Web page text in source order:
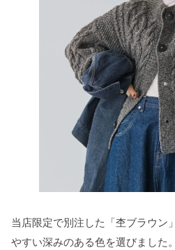
当店限定で別注した「杢ブラウン
やすい深みのある色を選びました。